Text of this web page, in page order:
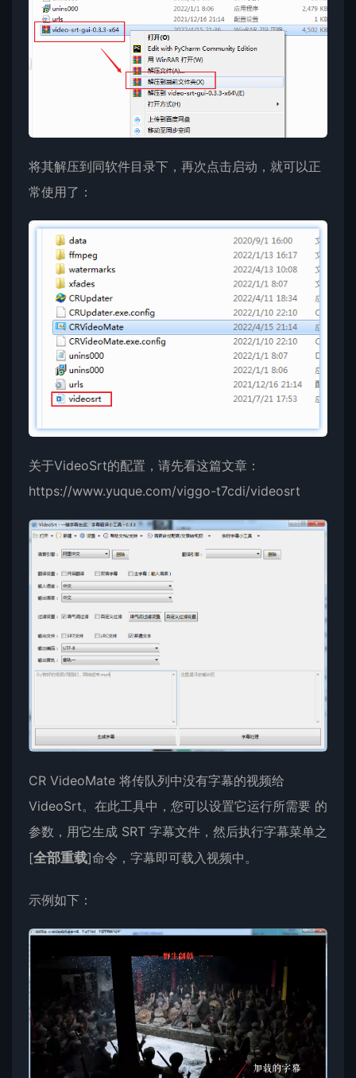
将其解压到同软件目录下，再次点击启动，就可以正
常使用了：
关于VideoSrt的配置，请先看这篇文章：
https://www.yuque.com/viggo-t7cdi/videosrt
CR VideoMate 将传队列中没有字幕的视频给
VideoSrt。在此工具中，您可以设置它运行所需要 的
参数，用它生成 SRT 字幕文件，然后执行字幕菜单之
[全部重载]命令，字幕即可载入视频中。
示例如下：